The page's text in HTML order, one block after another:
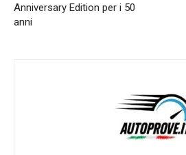
Anniversary Edition per i 50
anni